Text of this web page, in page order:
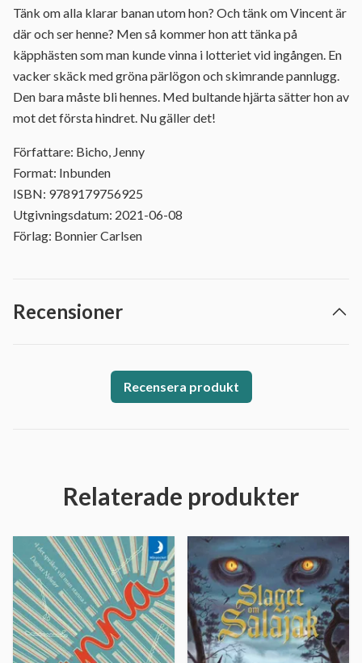
Tänk om alla klarar banan utom hon? Och tänk om Vincent är
där och ser henne? Men så kommer hon att tänka på
käpphästen som man kunde vinna i lotteriet vid ingången. En
vacker skäck med gröna pärlögon och skimrande pannlugg.
Den bara måste bli hennes. Med bultande hjärta sätter hon av
mot det första hindret. Nu gäller det!
Författare: Bicho, Jenny
Format: Inbunden
ISBN: 9789179756925
Utgivningsdatum: 2021-06-08
Förlag: Bonnier Carlsen
Recensioner
Recensera produkt
Relaterade produkter